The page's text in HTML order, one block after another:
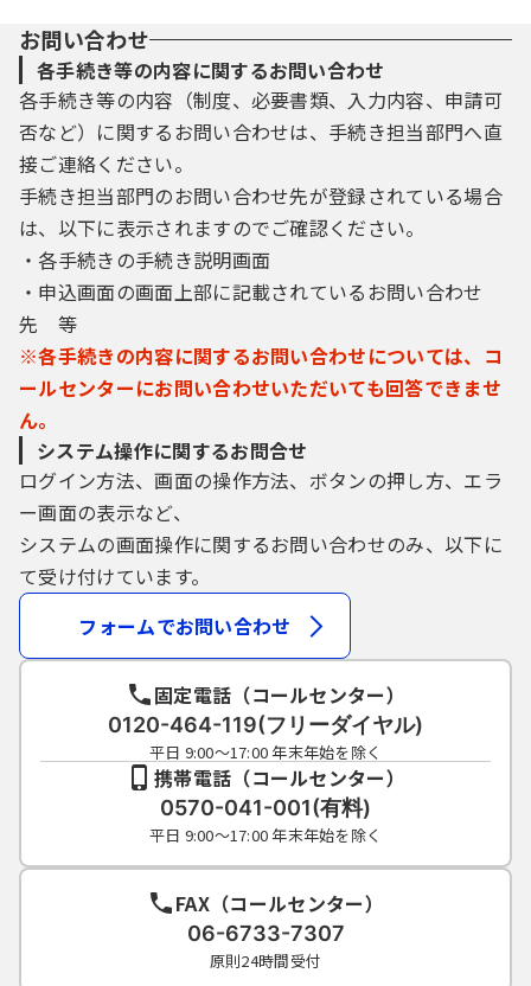
お問い合わせ
各手続き等の内容に関するお問い合わせ
各手続き等の内容（制度、必要書類、入力内容、申請可
否など）に関するお問い合わせは、手続き担当部門へ直
接ご連絡ください。
手続き担当部門のお問い合わせ先が登録されている場合
は、以下に表示されますのでご確認ください。
・各手続きの手続き説明画面
・申込画面の画面上部に記載されているお問い合わせ
先 等
※各手続きの内容に関するお問い合わせについては、コ
ールセンターにお問い合わせいただいても回答できませ
ん。
システム操作に関するお問合せ
ログイン方法、画面の操作方法、ボタンの押し方、エラ
ー画面の表示など、
システムの画面操作に関するお問い合わせのみ、以下に
て受け付けています。
フォームでお問い合わせ
固定電話（コールセンター）
0120-464-119(フリーダイヤル)
平日 9:00～17:00 年末年始を除く
携帯電話（コールセンター）
0570-041-001(有料)
平日 9:00～17:00 年末年始を除く
FAX（コールセンター）
06-6733-7307
原則24時間受付